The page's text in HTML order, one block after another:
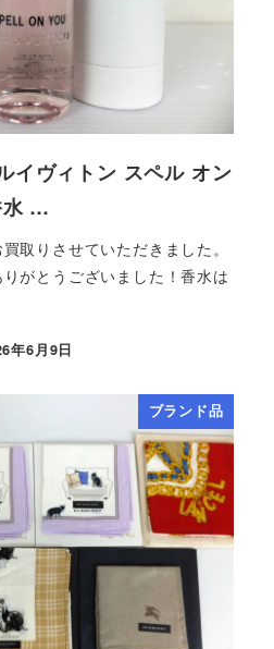
イヴィトン スペル オン
水 …
取りさせていただきました。
がとうございました！香水は
年6月9日
ブランド品